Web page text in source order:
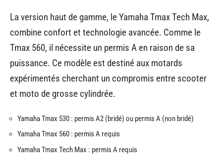
La version haut de gamme, le Yamaha Tmax Tech Max,
combine confort et technologie avancée. Comme le
Tmax 560, il nécessite un permis A en raison de sa
puissance. Ce modèle est destiné aux motards
expérimentés cherchant un compromis entre scooter
et moto de grosse cylindrée.
Yamaha Tmax 530 : permis A2 (bridé) ou permis A (non bridé)
Yamaha Tmax 560 : permis A requis
Yamaha Tmax Tech Max : permis A requis